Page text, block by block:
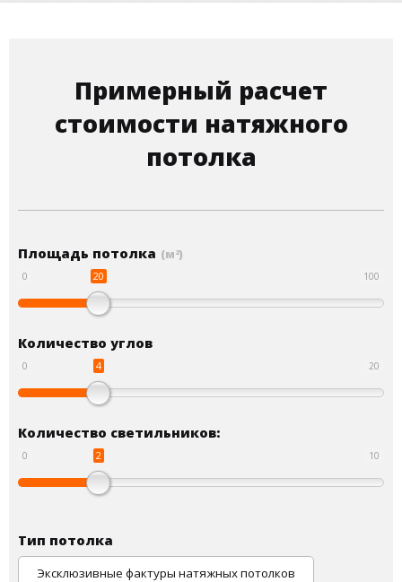
Примерный расчет
стоимости натяжного
потолка
Площадь потолка (м 2)
0 100
20
Количество углов
0 20
4
Количество светильников:
0 10
2
Тип потолка
Эксклюзивные фактуры натяжных потолков